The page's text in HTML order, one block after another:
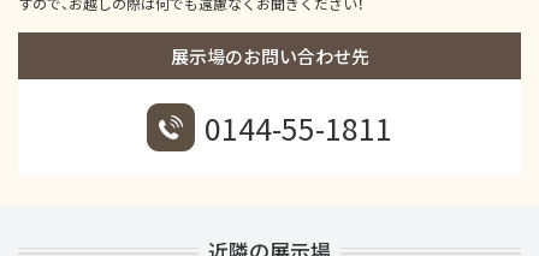
展示場のお問い合わせ先
0144-55-1811